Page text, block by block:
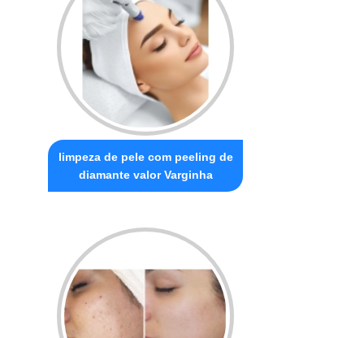
limpeza de pele com peeling de
diamante valor Varginha